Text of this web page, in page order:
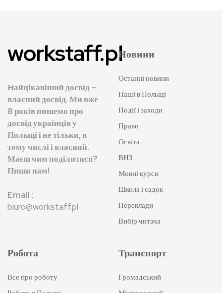
workstaff.pl
Найцікавіший досвід –
власний досвід. Ми вже
8 років пишемо про
досвід українців у
Польщі і не тільки, в
тому числі і власний.
Маєш чим поділитися?
Пиши нам!
Email :
biuro@workstaff.pl
Новини
Останні новини
Наші в Польщі
Події і заходи
Право
Освіта
ВНЗ
Мовні курси
Школа і садок
Переклади
Вибір читача
Робота
Все про роботу
Транспорт
Громадський